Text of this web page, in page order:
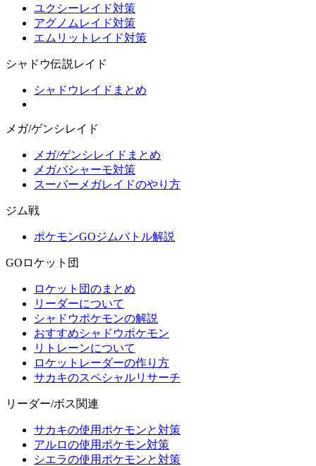
ユクシーレイド対策
アグノムレイド対策
エムリットレイド対策
シャドウ伝説レイド
シャドウレイドまとめ
メガ/ゲンシレイド
メガ/ゲンシレイドまとめ
メガバシャーモ対策
スーパーメガレイドのやり方
ジム戦
ポケモンGOジムバトル解説
GOロケット団
ロケット団のまとめ
リーダーについて
シャドウポケモンの解説
おすすめシャドウポケモン
リトレーンについて
ロケットレーダーの作り方
サカキのスペシャルリサーチ
リーダー/ボス関連
サカキの使用ポケモンと対策
アルロの使用ポケモン対策
シエラの使用ポケモンと対策